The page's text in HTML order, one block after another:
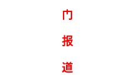
门
报
道